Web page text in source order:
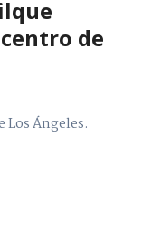
de
Los Ángeles.